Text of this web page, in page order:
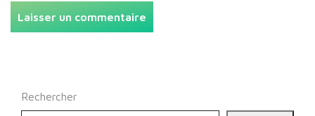
Rechercher